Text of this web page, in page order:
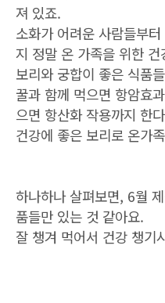
져 있죠.
소화가 어려운 사람들부
지 정말 온 가족을 위한
보리와 궁합이 좋은 식품
꿀과 함께 먹으면 항암효
으면 항산화 작용까지 한
건강에 좋은 보리로 온가
하나하나 살펴보면, 6월
품들만 있는 것 같아요.
잘 챙겨 먹어서 건강 챙기